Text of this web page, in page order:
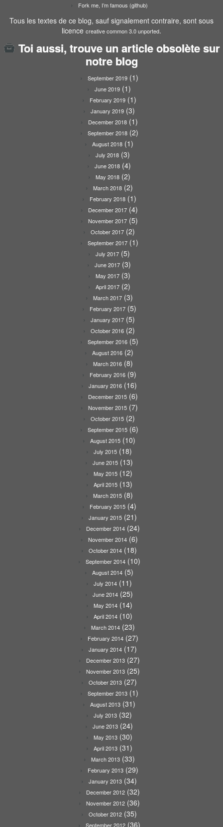
Fork me, I’m famous (github)
Tous les textes de ce blog, sauf signalement contraire, sont sous
licence creative common 3.0 unported.
Toi aussi, trouve un article obsolète sur
notre blog
September 2019(1)
June 2019 (1)
February 2019(1)
January 2019 (3)
December 2018(1)
September 2018(2)
August 2018 (1)
July 2018 (3)
June 2018 (4)
May 2018(2)
March 2018(2)
February 2018(1)
December 2017(4)
November 2017(5)
October 2017 (2)
September 2017(1)
July 2017 (5)
June 2017 (3)
May 2017(3)
April 2017(2)
March 2017(3)
February 2017(5)
January 2017 (5)
October 2016 (2)
September 2016(5)
August 2016 (2)
March 2016(8)
February 2016(9)
January 2016 (16)
December 2015(6)
November 2015(7)
October 2015 (2)
September 2015(6)
August 2015 (10)
July 2015 (18)
June 2015 (13)
May 2015(12)
April 2015(13)
March 2015(8)
February 2015(4)
January 2015 (21)
December 2014(24)
November 2014(6)
October 2014 (18)
September 2014(10)
August 2014 (5)
July 2014 (11)
June 2014 (25)
May 2014(14)
April 2014(10)
March 2014(23)
February 2014(27)
January 2014 (17)
December 2013(27)
November 2013(25)
October 2013 (27)
September 2013(1)
August 2013 (31)
July 2013 (32)
June 2013 (24)
May 2013(30)
April 2013(31)
March 2013(33)
February 2013(29)
January 2013 (34)
December 2012(32)
November 2012(36)
October 2012 (35)
September 2012(36)